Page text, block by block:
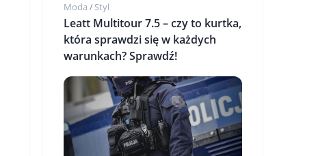
Moda / Styl
Leatt Multitour 7.5 – czy to kurtka,
która sprawdzi się w każdych
warunkach? Sprawdź!